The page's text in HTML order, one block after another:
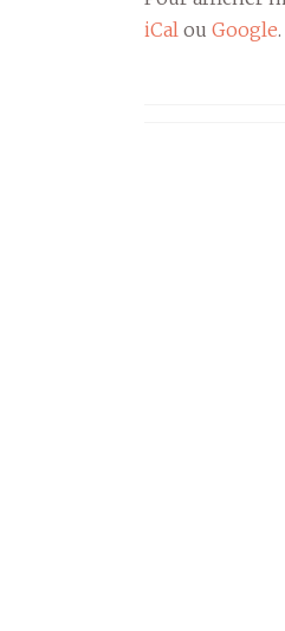
iCal ou Google.